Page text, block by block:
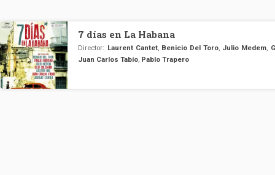
7 días en La Habana
Director: Laurent Cantet, Benicio Del Toro, Julio Medem,
Juan Carlos Tabío, Pablo Trapero